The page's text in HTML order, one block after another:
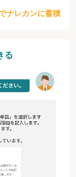
ナレカンに蓄積
る